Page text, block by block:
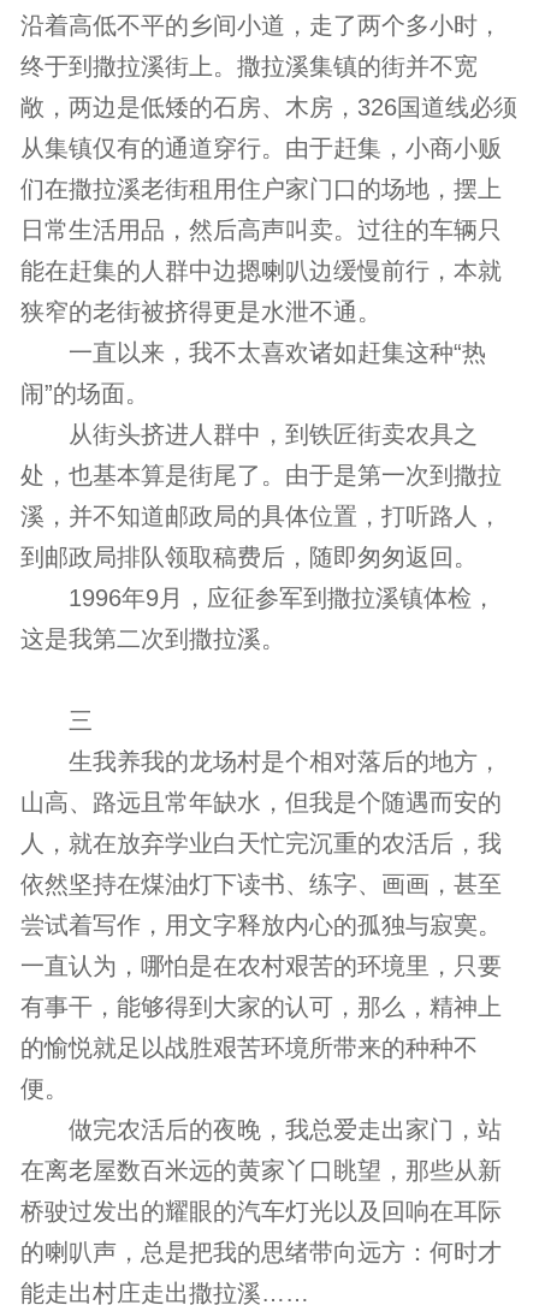
沿着高低不平的乡间小道，走了两个多小时，
终于到撒拉溪街上。撒拉溪集镇的街并不宽
敞，两边是低矮的石房、木房，326国道线必须
从集镇仅有的通道穿行。由于赶集，小商小贩
们在撒拉溪老街租用住户家门口的场地，摆上
日常生活用品，然后高声叫卖。过往的车辆只
能在赶集的人群中边摁喇叭边缓慢前行，本就
狭窄的老街被挤得更是水泄不通。
一直以来，我不太喜欢诸如赶集这种“热
闹”的场面。
从街头挤进人群中，到铁匠街卖农具之
处，也基本算是街尾了。由于是第一次到撒拉
溪，并不知道邮政局的具体位置，打听路人，
到邮政局排队领取稿费后，随即匆匆返回。
1996年9月，应征参军到撒拉溪镇体检，
这是我第二次到撒拉溪。
三
生我养我的龙场村是个相对落后的地方，
山高、路远且常年缺水，但我是个随遇而安的
人，就在放弃学业白天忙完沉重的农活后，我
依然坚持在煤油灯下读书、练字、画画，甚至
尝试着写作，用文字释放内心的孤独与寂寞。
一直认为，哪怕是在农村艰苦的环境里，只要
有事干，能够得到大家的认可，那么，精神上
的愉悦就足以战胜艰苦环境所带来的种种不
便。
做完农活后的夜晚，我总爱走出家门，站
在离老屋数百米远的黄家丫口眺望，那些从新
桥驶过发出的耀眼的汽车灯光以及回响在耳际
的喇叭声，总是把我的思绪带向远方：何时才
能走出村庄走出撒拉溪……